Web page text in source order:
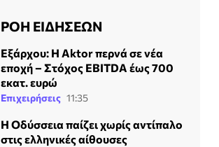
ΡΟΗ ΕΙΔΗΣΕΩΝ
Εξάρχου: Η Aktor περνά σε νέα
εποχή – Στόχος EBITDA έως 700
εκατ. ευρώ
Επιχειρήσεις 11:35
Η Οδύσσεια παίζει χωρίς αντίπαλο
στις ελληνικές αίθουσες